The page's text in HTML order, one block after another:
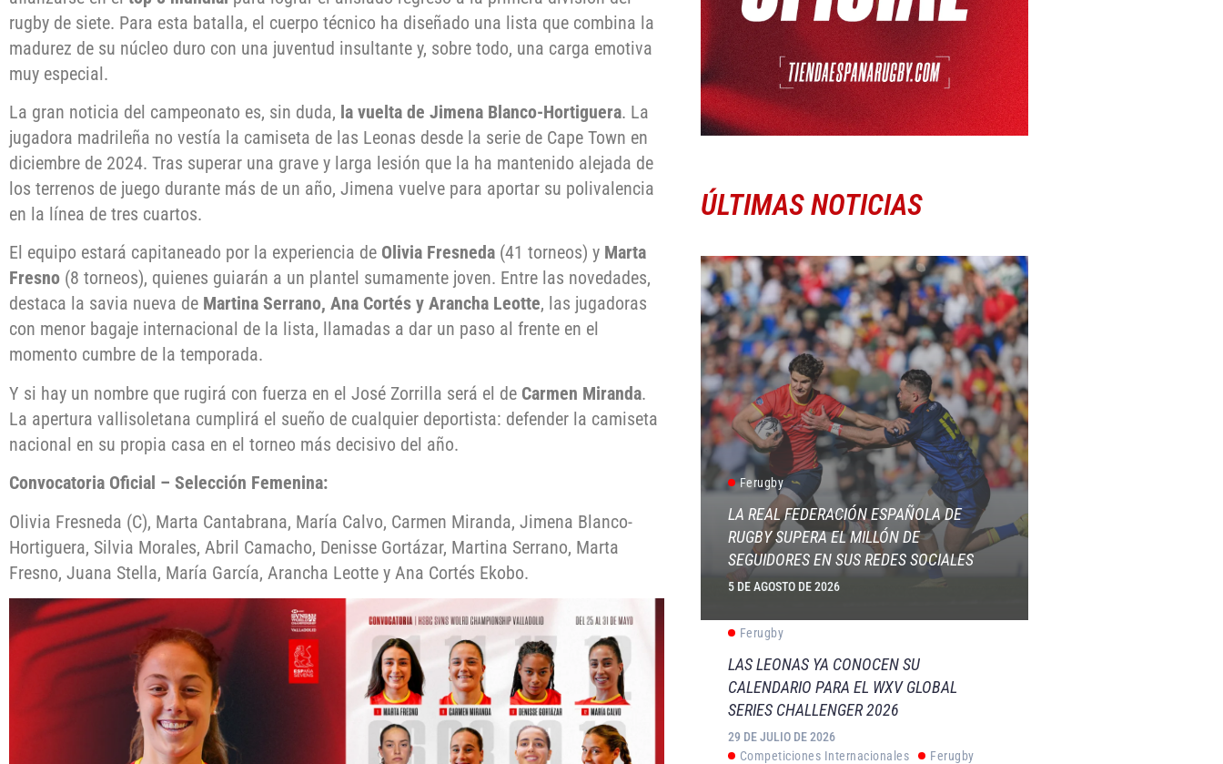
rugby de siete. Para esta batalla, el cuerpo técnico ha diseñado una lista que combina la
madurez de su núcleo duro con una juventud insultante y, sobre todo, una carga emotiva
muy especial.
La gran noticia del campeonato es, sin duda, la vuelta de Jimena Blanco-Hortiguera. La
jugadora madrileña no vestía la camiseta de las Leonas desde la serie de Cape Town en
diciembre de 2024. Tras superar una grave y larga lesión que la ha mantenido alejada de
los terrenos de juego durante más de un año, Jimena vuelve para aportar su polivalencia
en la línea de tres cuartos.
El equipo estará capitaneado por la experiencia de Olivia Fresneda (41 torneos) y Marta
Fresno (8 torneos), quienes guiarán a un plantel sumamente joven. Entre las novedades,
destaca la savia nueva de Martina Serrano, Ana Cortés y Arancha Leotte, las jugadoras
con menor bagaje internacional de la lista, llamadas a dar un paso al frente en el
momento cumbre de la temporada.
Y si hay un nombre que rugirá con fuerza en el José Zorrilla será el de Carmen Miranda.
La apertura vallisoletana cumplirá el sueño de cualquier deportista: defender la camiseta
nacional en su propia casa en el torneo más decisivo del año.
Convocatoria Oficial – Selección Femenina:
Olivia Fresneda (C), Marta Cantabrana, María Calvo, Carmen Miranda, Jimena Blanco-
Hortiguera, Silvia Morales, Abril Camacho, Denisse Gortázar, Martina Serrano, Marta
Fresno, Juana Stella, María García, Arancha Leotte y Ana Cortés Ekobo.
ÚLTIMAS NOTICIAS
Ferugby
LA REAL FEDERACIÓN ESPAÑOLA DE
RUGBY SUPERA EL MILLÓN DE
SEGUIDORES EN SUS REDES SOCIALES
5 DE AGOSTO DE 2026
Ferugby
LAS LEONAS YA CONOCEN SU
CALENDARIO PARA EL WXV GLOBAL
SERIES CHALLENGER 2026
29 DE JULIO DE 2026
Competiciones Internacionales
Ferugby